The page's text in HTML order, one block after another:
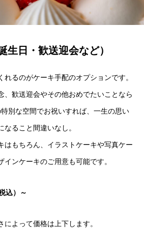
生日・歓送迎会など）
れるのがケーキ手配のオプションです。
、歓送迎会やその他おめでたいことなら
別な空間でお祝いすれば、一生の思い
ること間違いなし。
はもちろん、イラストケーキや写真ケー
インケーキのご用意も可能です。
込）～
よって価格は上下します。